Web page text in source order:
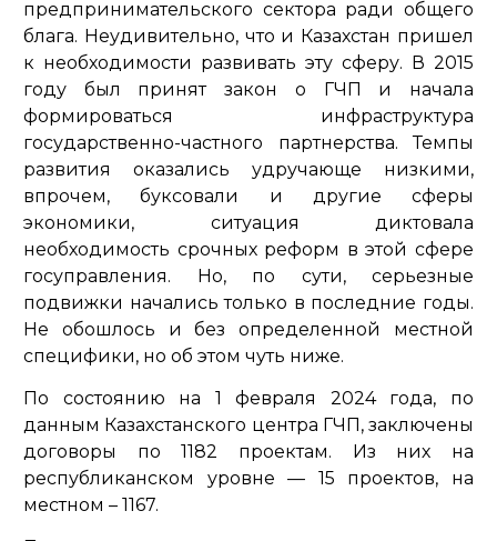
предпринимательского сектора ради общего
блага. Неудивительно, что и Казахстан пришел
к необходимости развивать эту сферу. В 2015
году был принят закон о ГЧП и начала
формироваться инфраструктура
государственно-частного партнерства. Темпы
развития оказались удручающе низкими,
впрочем, буксовали и другие сферы
экономики, ситуация диктовала
необходимость срочных реформ в этой сфере
госуправления. Но, по сути, серьезные
подвижки начались только в последние годы.
Не обошлось и без определенной местной
специфики, но об этом чуть ниже.
По состоянию на 1 февраля 2024 года, по
данным Казахстанского центра ГЧП, заключены
договоры по 1182 проектам. Из них на
республиканском уровне — 15 проектов, на
местном – 1167.